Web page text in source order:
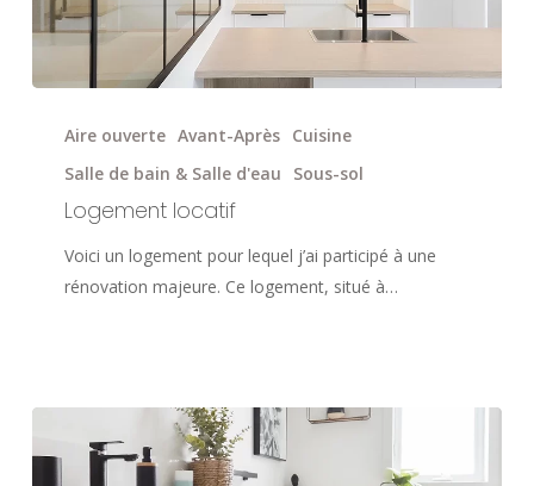
locatifAire ouverte Avant-Après Cuisine
Salle de bain & Salle d'eau
Sous-sol
Logement locatif
Voici un logement pour lequel j’ai participé à une
rénovation majeure. Ce logement, situé à…